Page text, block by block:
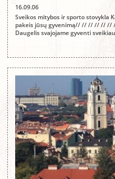
16.09.06
Sveikos mitybos ir sporto stovykla
pakeis jūsų gyvenimą// // // // //
Daugelis svajojame gyventi